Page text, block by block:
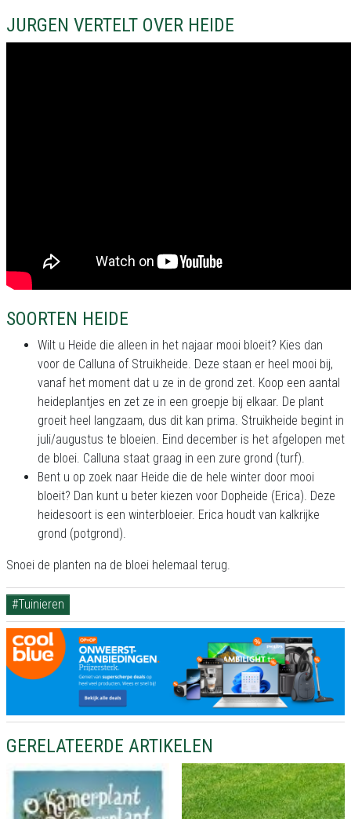
JURGEN VERTELT OVER HEIDE
SOORTEN HEIDE
Wilt u Heide die alleen in het najaar mooi bloeit? Kies dan
voor de Calluna of Struikheide. Deze staan er heel mooi bij,
vanaf het moment dat u ze in de grond zet. Koop een aantal
heideplantjes en zet ze in een groepje bij elkaar. De plant
groeit heel langzaam, dus dit kan prima. Struikheide begint in
juli/augustus te bloeien. Eind december is het afgelopen met
de bloei. Calluna staat graag in een zure grond (turf).
Bent u op zoek naar Heide die de hele winter door mooi
bloeit? Dan kunt u beter kiezen voor Dopheide (Erica). Deze
heidesoort is een winterbloeier. Erica houdt van kalkrijke
grond (potgrond).
Snoei de planten na de bloei helemaal terug.
#Tuinieren
GERELATEERDE ARTIKELEN